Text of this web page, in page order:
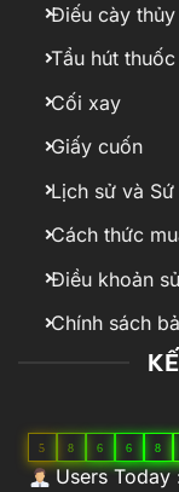
Điếu cày thủy
Tẩu hút thuốc
Cối xay
Giấy cuốn
Lịch sử và Sứ
Cách thức
Điều khoản
Chính sách
5 8 6 6 8
Users Today